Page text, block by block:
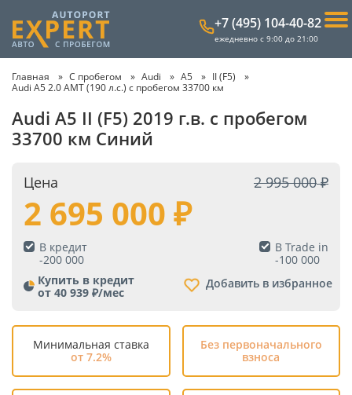
+7 (495) 104-40-82
ежедневно с 9:00 до 21:00
Главная С пробегом Audi A5
II (F5)
Audi A5 2.0 AMT (190 л.с.) с пробегом 33700 км
Audi A5 II (F5) 2019 г.в. с пробегом
33700 км Синий
Цена 2 995 000
2 695 000
В кредит
-200 000
В Trade in
-100 000
Купить в кредит
от 40 939 ₽/мес
Добавить в избранное
Минимальная ставка
от 7.2%
Без первоначального
взноса